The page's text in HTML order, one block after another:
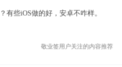
有些iOS做的好，安卓不咋样。
敬业签用户关注的内容推荐